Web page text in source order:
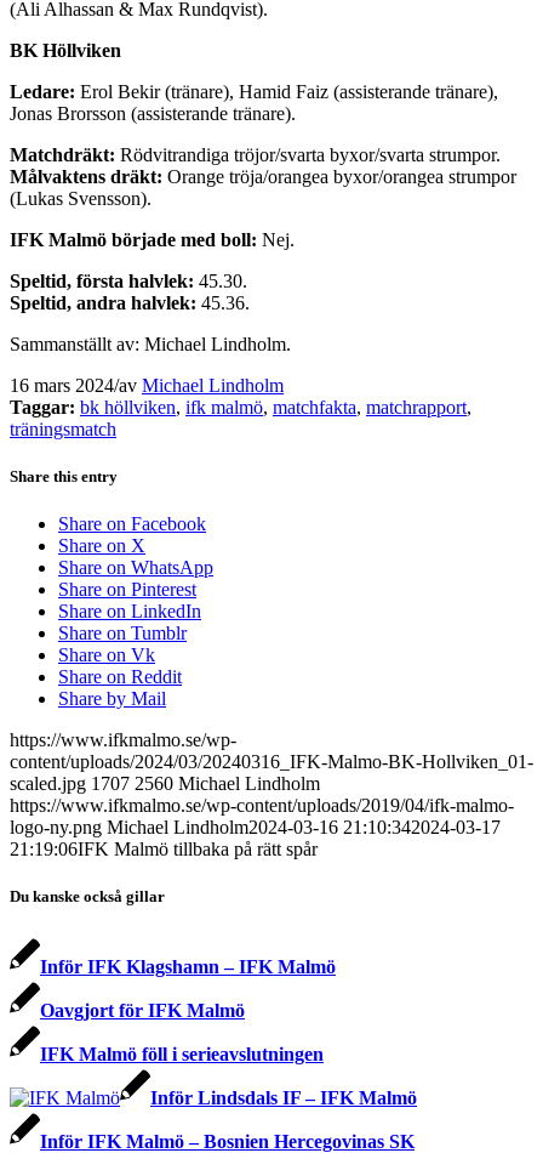
(Ali Alhassan & Max Rundqvist).
BK Höllviken
Ledare: Erol Bekir (tränare), Hamid Faiz (assisterande tränare),
Jonas Brorsson (assisterande tränare).
Matchdräkt: Rödvitrandiga tröjor/svarta byxor/svarta strumpor.
Målvaktens dräkt: Orange tröja/orangea byxor/orangea strumpor
(Lukas Svensson).
IFK Malmö började med boll: Nej.
Speltid, första halvlek: 45.30.
Speltid, andra halvlek: 45.36.
Sammanställt av: Michael Lindholm.
16 mars 2024/av Michael Lindholm
Taggar: bk höllviken, ifk malmö, matchfakta, matchrapport,
träningsmatch
Share this entry
Share on Facebook
Share on X
Share on WhatsApp
Share on Pinterest
Share on LinkedIn
Share on Tumblr
Share on Vk
Share on Reddit
Share by Mail
https://www.ifkmalmo.se/wp-
content/uploads/2024/03/20240316_IFK-Malmo-BK-Hollviken_01-
scaled.jpg 1707 2560 Michael Lindholm
https://www.ifkmalmo.se/wp-content/uploads/2019/04/ifk-malmo-
logo-ny.png Michael Lindholm2024-03-16 21:10:342024-03-17
21:19:06IFK Malmö tillbaka på rätt spår
Du kanske också gillar
Inför IFK Klagshamn – IFK Malmö
Oavgjort för IFK Malmö
IFK Malmö föll i serieavslutningen
Inför Lindsdals IF – IFK Malmö
Inför IFK Malmö – Bosnien Hercegovinas SK